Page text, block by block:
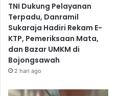
TNI Dukung Pelayanan
Terpadu, Danramil
Sukaraja Hadiri Rekam E-
KTP, Pemeriksaan Mata,
dan Bazar UMKM di
Bojongsawah
2 hari ago